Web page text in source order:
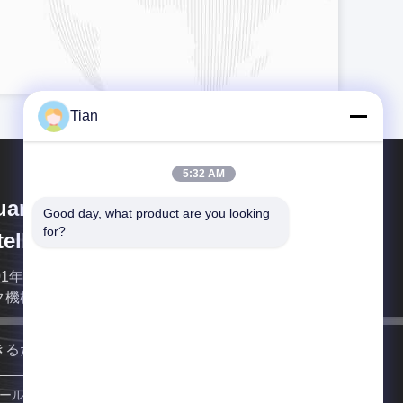
Lishunyuan
Automation Co., Ltd.
年に確立されるLishunyuanは堅い箱機械およびマ
機械の専門の製造業者です。
るだけ早く連絡します
Tian
5:32 AM
Good day, what product are you looking
for?